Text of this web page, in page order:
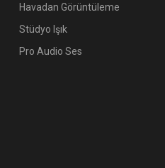
Havadan Görüntüleme
Stüdyo Işık
Pro Audio Ses